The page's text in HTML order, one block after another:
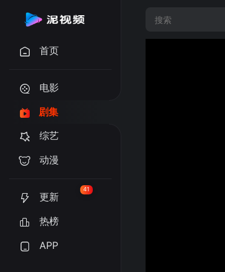
首页
电影
剧集
综艺
动漫
更新
41
热榜
APP